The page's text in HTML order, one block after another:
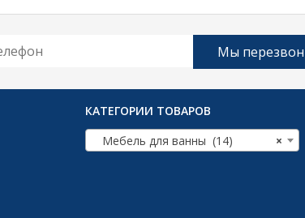
КАТЕГОРИИ ТОВАРОВ
×
Мебель для ванны (14)